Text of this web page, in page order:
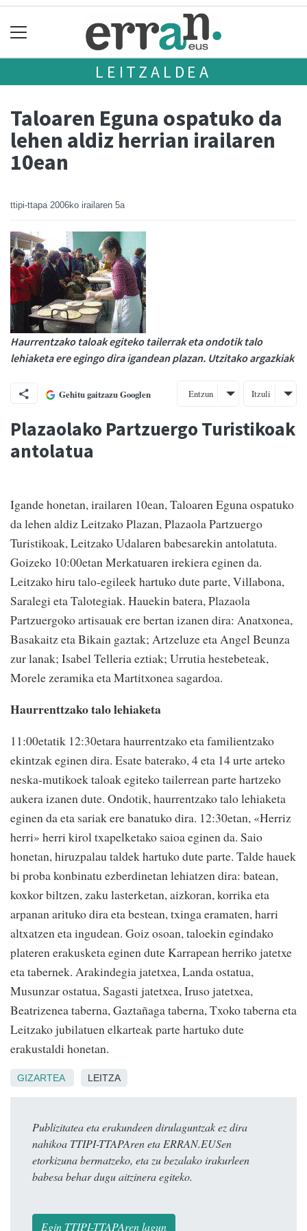
LEITZALDEA
Taloaren Eguna ospatuko da
lehen aldiz herrian irailaren
10ean
ttipi-ttapa 2006ko irailaren 5a
Haurrentzako taloak egiteko tailerrak eta ondotik talo
lehiaketa ere egingo dira igandean plazan. Utzitako argazkiak
Gehitu gaitzazu Googlen Entzun Itzuli
Plazaolako Partzuergo Turistikoak
antolatua
Igande honetan, irailaren 10ean, Taloaren Eguna ospatuko
da lehen aldiz Leitzako Plazan, Plazaola Partzuergo
Turistikoak, Leitzako Udalaren babesarekin antolatuta.
Goizeko 10:00etan Merkatuaren irekiera eginen da.
Leitzako hiru talo-egileek hartuko dute parte, Villabona,
Saralegi eta Talotegiak. Hauekin batera, Plazaola
Partzuergoko artisauak ere bertan izanen dira: Anatxonea,
Basakaitz eta Bikain gaztak; Artzeluze eta Angel Beunza
zur lanak; Isabel Telleria eztiak; Urrutia hestebeteak,
Morele zeramika eta Martitxonea sagardoa.
Haurrenttzako talo lehiaketa
11:00etatik 12:30etara haurrentzako eta familientzako
ekintzak eginen dira. Esate baterako, 4 eta 14 urte arteko
neska-mutikoek taloak egiteko tailerrean parte hartzeko
aukera izanen dute. Ondotik, haurrentzako talo lehiaketa
eginen da eta sariak ere banatuko dira. 12:30etan, «Herriz
herri» herri kirol txapelketako saioa eginen da. Saio
honetan, hiruzpalau taldek hartuko dute parte. Talde hauek
bi proba konbinatu ezberdinetan lehiatzen dira: batean,
koxkor biltzen, zaku lasterketan, aizkoran, korrika eta
arpanan arituko dira eta bestean, txinga eramaten, harri
altxatzen eta ingudean. Goiz osoan, taloekin egindako
plateren erakusketa eginen dute Karrapean herriko jatetxe
eta tabernek. Arakindegia jatetxea, Landa ostatua,
Musunzar ostatua, Sagasti jatetxea, Iruso jatetxea,
Beatrizenea taberna, Gaztañaga taberna, Txoko taberna eta
Leitzako jubilatuen elkarteak parte hartuko dute
erakustaldi honetan.
GIZARTEA LEITZA
Publizitatea eta erakundeen dirulaguntzak ez dira
nahikoa TTIPI-TTAPAren eta ERRAN.EUSen
etorkizuna bermatzeko, eta zu bezalako irakurleen
babesa behar dugu aitzinera egiteko.
Egin TTIPI-TTAPAren lagun